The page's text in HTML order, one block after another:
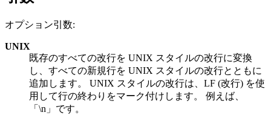
オプション引数:
UNIX
既存のすべての改行を UNIX スタイルの改行に変換
し、すべての新規行を UNIX スタイルの改行とともに
追加します。 UNIX スタイルの改行は、LF (改行) を使
用して行の終わりをマーク付けします。 例えば、
「\n」です。